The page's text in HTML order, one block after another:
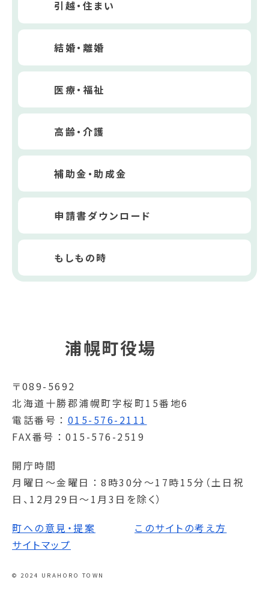
引越・住まい
結婚・離婚
医療・福祉
高齢・介護
補助金・助成金
申請書ダウンロード
もしもの時
浦幌町役場
〒089-5692
北海道十勝郡浦幌町字桜町15番地6
電話番号
015-576-2111
FAX番号
015-576-2519
開庁時間
月曜日～金曜日
8時30分～17時15分（土日祝
日、12月29日～1月3日を除く）
町への意見・提案
このサイトの考え方
サイトマップ
© 2024 URAHORO TOWN